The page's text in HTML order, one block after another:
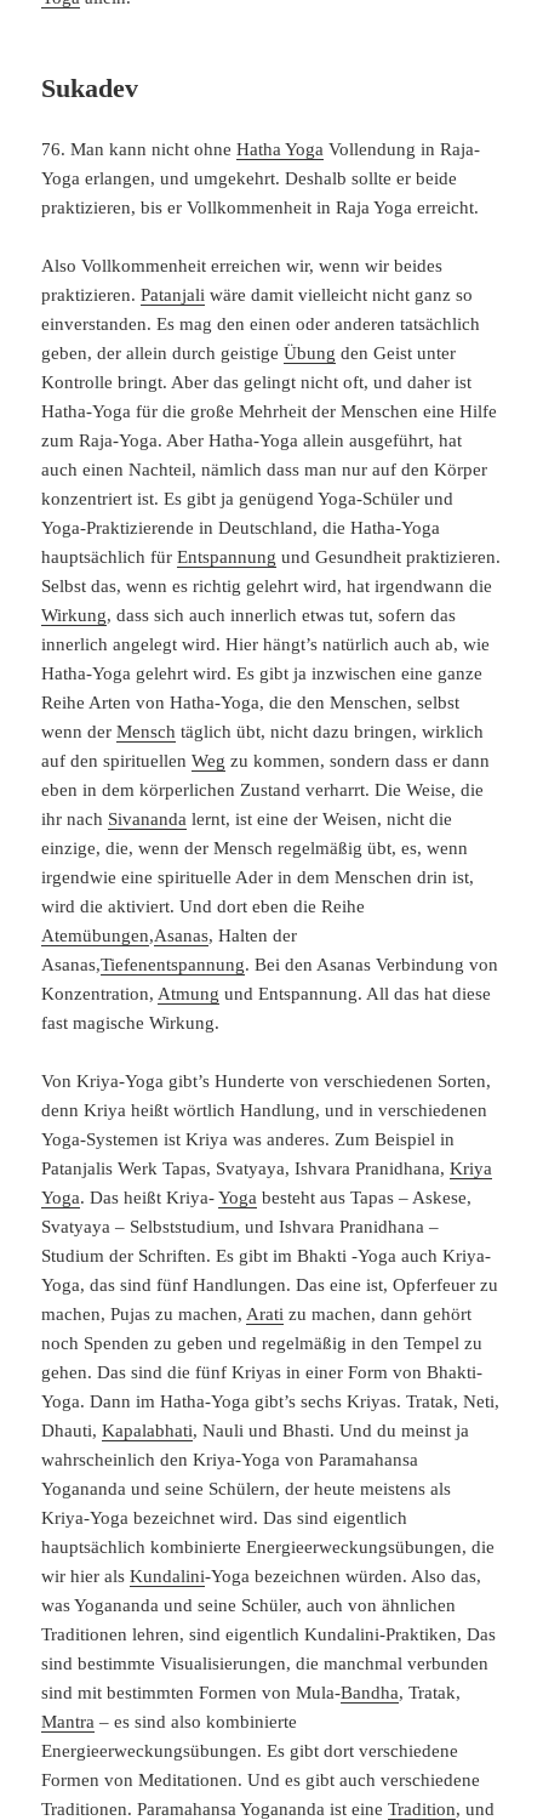
Sukadev
76. Man kann nicht ohneHatha Yoga Vollendung in Raja-
Yoga erlangen, und umgekehrt. Deshalb sollte er beide
praktizieren, bis er Vollkommenheit in Raja Yoga erreicht.
Also Vollkommenheit erreichen wir, wenn wir beides
praktizieren.Patanjali wäre damit vielleicht nicht ganz so
einverstanden. Es mag den einen oder anderen tatsächlich
geben, der allein durch geistigeÜbung den Geist unter
Kontrolle bringt. Aber das gelingt nicht oft, und daher ist
Hatha-Yoga für die große Mehrheit der Menschen eine Hilfe
zum Raja-Yoga. Aber Hatha-Yoga allein ausgeführt, hat
auch einen Nachteil, nämlich dass man nur auf den Körper
konzentriert ist. Es gibt ja genügend Yoga-Schüler und
Yoga-Praktizierende in Deutschland, die Hatha-Yoga
hauptsächlich fürEntspannung und Gesundheit praktizieren.
Selbst das, wenn es richtig gelehrt wird, hat irgendwann die
Wirkung, dass sich auch innerlich etwas tut, sofern das
innerlich angelegt wird. Hier hängt’s natürlich auch ab, wie
Hatha-Yoga gelehrt wird. Es gibt ja inzwischen eine ganze
Reihe Arten von Hatha-Yoga, die den Menschen, selbst
wenn derMensch täglich übt, nicht dazu bringen, wirklich
auf den spirituellenWeg zu kommen, sondern dass er dann
eben in dem körperlichen Zustand verharrt. Die Weise, die
ihr nach Sivananda lernt, ist eine der Weisen, nicht die
einzige, die, wenn der Mensch regelmäßig übt, es, wenn
irgendwie eine spirituelle Ader in dem Menschen drin ist,
wird die aktiviert. Und dort eben die Reihe
Atemübungen,Asanas, Halten der
Asanas,Tiefenentspannung. Bei den Asanas Verbindung von
Konzentration, Atmung und Entspannung. All das hat diese
fast magische Wirkung.
Von Kriya-Yoga gibt’s Hunderte von verschiedenen Sorten,
denn Kriya heißt wörtlich Handlung, und in verschiedenen
Yoga-Systemen ist Kriya was anderes. Zum Beispiel in
Patanjalis Werk Tapas, Svatyaya, Ishvara Pranidhana,Kriya
Yoga. Das heißt Kriya-Yoga besteht aus Tapas – Askese,
Svatyaya – Selbststudium, und Ishvara Pranidhana –
Studium der Schriften. Es gibt im Bhakti -Yoga auch Kriya-
Yoga, das sind fünf Handlungen. Das eine ist, Opferfeuer zu
machen, Pujas zu machen, Arati zu machen, dann gehört
noch Spenden zu geben und regelmäßig in den Tempel zu
gehen. Das sind die fünf Kriyas in einer Form von Bhakti-
Yoga. Dann im Hatha-Yoga gibt’s sechs Kriyas. Tratak, Neti,
Dhauti,Kapalabhati, Nauli und Bhasti. Und du meinst ja
wahrscheinlich den Kriya-Yoga von Paramahansa
Yogananda und seine Schülern, der heute meistens als
Kriya-Yoga bezeichnet wird. Das sind eigentlich
hauptsächlich kombinierte Energieerweckungsübungen, die
wir hier alsKundalini-Yoga bezeichnen würden. Also das,
was Yogananda und seine Schüler, auch von ähnlichen
Traditionen lehren, sind eigentlich Kundalini-Praktiken, Das
sind bestimmte Visualisierungen, die manchmal verbunden
sind mit bestimmten Formen von Mula-Bandha, Tratak,
Mantra – es sind also kombinierte
Energieerweckungsübungen. Es gibt dort verschiedene
Formen von Meditationen. Und es gibt auch verschiedene
Traditionen. Paramahansa Yogananda ist eineTradition, und